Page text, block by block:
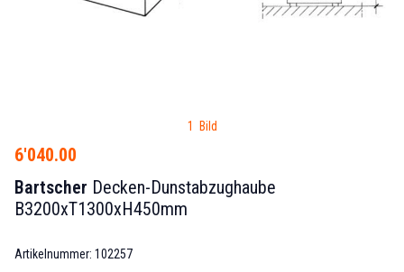
1 Bild
6'040.00
Bartscher Decken-Dunstabzughaube
B3200xT1300xH450mm
Artikelnummer: 102257